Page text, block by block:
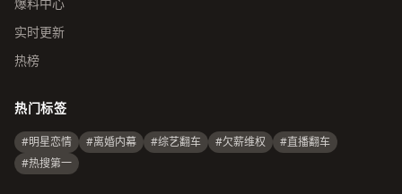
实时更新
热榜
热门标签
#明星恋情 #离婚内幕 #综艺翻车 #欠薪维权
#直播翻车
#热搜第一